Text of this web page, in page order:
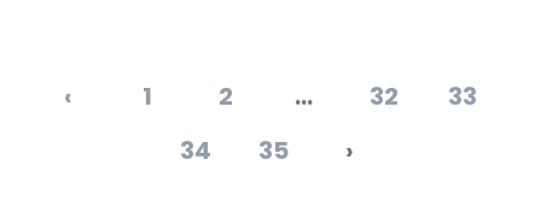
‹ 1 2 ... 32
33
34
35 ›